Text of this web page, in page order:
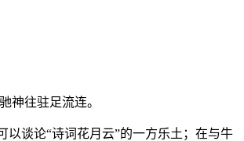
神往驻足流连。
以谈论“诗词花月云”的一方乐土；在与牛